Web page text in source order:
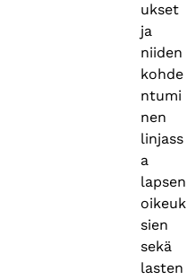
ukset
ja
niiden
kohde
ntumi
nen
linjass
a
lapsen
oikeuk
sien
sekä
lasten